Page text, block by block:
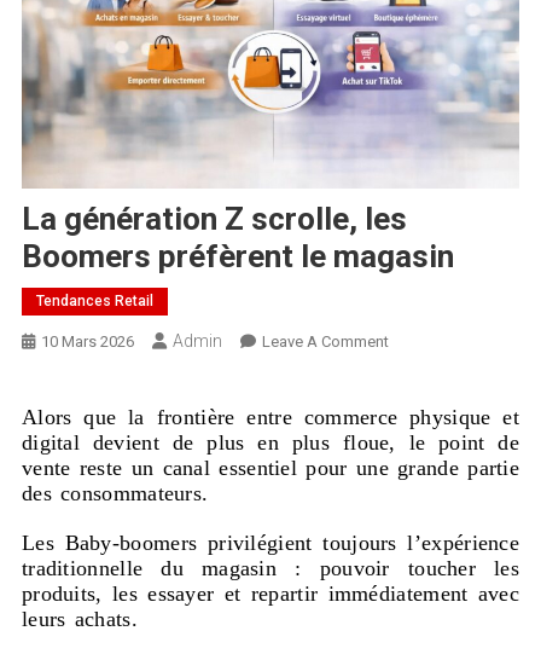
La génération Z scrolle, les
Boomers préfèrent le magasin
Tendances Retail
10 Mars 2026 Admin Leave A Comment
Alors que la frontière entre commerce physique et
digital devient de plus en plus floue, le point de
vente reste un canal essentiel pour une grande partie
des consommateurs.
Les Baby-boomers privilégient toujours l’expérience
traditionnelle du magasin : pouvoir toucher les
produits, les essayer et repartir immédiatement avec
leurs achats.